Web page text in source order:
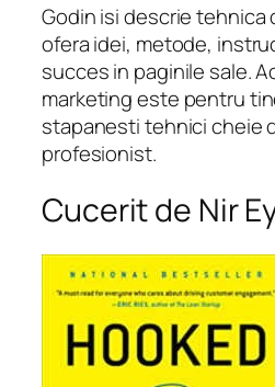
Godin isi descrie tehnica
ofera idei, metode,
succes in paginile sale.
marketing este pentru
stapanesti tehnici cheie
profesionist.
Cucerit de Nir